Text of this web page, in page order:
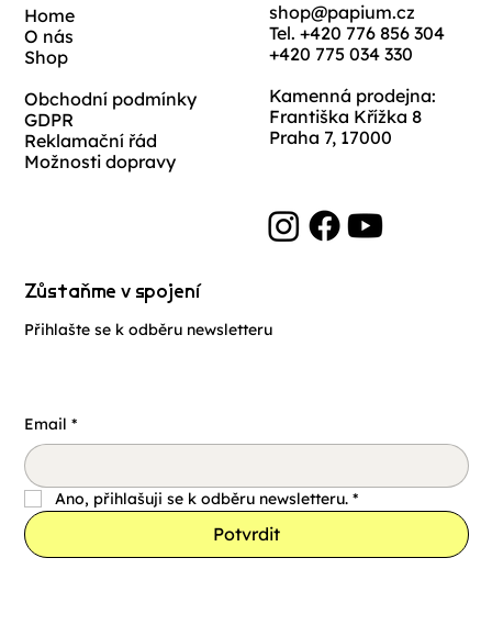
shop@papium.cz
Tel. +420 776 856 304
+420 775 034 330
Kamenná prodejna:
Františka Křížka 8
Praha 7, 17000
Home
O nás
Shop
Obchodní podmínky
GDPR
Reklamační řád
Možnosti dopravy
Zůstaňme v spojení
Přihlašte se k odběru newsletteru
Email *
Ano, přihlašuji se k odběru newsletteru. *
Potvrdit